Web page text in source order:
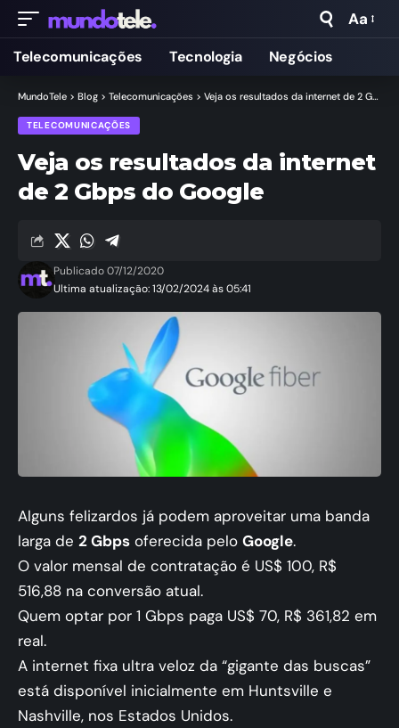
Aa
Telecomunicações Tecnologia Negócios
MundoTele > Blog > Telecomunicações > Veja os resultados da internet de 2 Gbps do Google
TELECOMUNICAÇÕES
Veja os resultados da internet
de 2 Gbps do Google
Ultima atualização: 13/02/2024 às 05:41
Publicado 07/12/2020
Alguns felizardos já podem aproveitar uma banda
larga de 2 Gbps oferecida pelo Google.
O valor mensal de contratação é US$ 100, R$
516,88 na conversão atual.
Quem optar por 1 Gbps paga US$ 70, R$ 361,82 em
real.
A internet fixa ultra veloz da “gigante das buscas”
está disponível inicialmente em Huntsville e
Nashville, nos Estados Unidos.